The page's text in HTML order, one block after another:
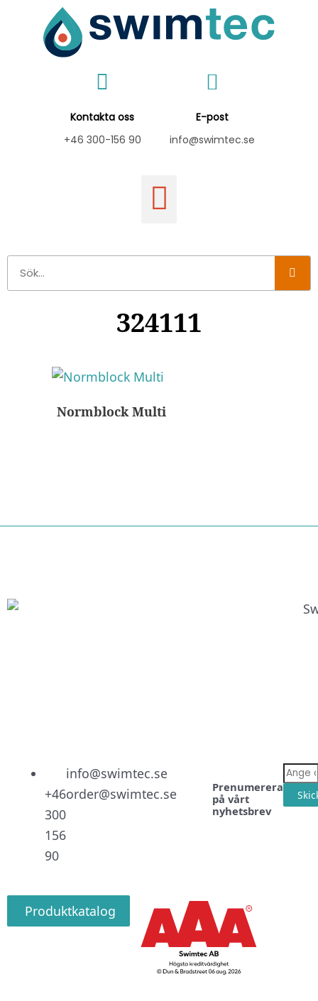
innehåll
Kontakta oss
+46 300-156 90
E-post
info@swimtec.se
324111
Normblock Multi
+46
300
156
90
info@swimtec.se
order@swimtec.se
Prenumerera
på vårt
nyhetsbrev
E-
post
Produktkatalog